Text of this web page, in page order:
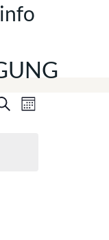
MONAT